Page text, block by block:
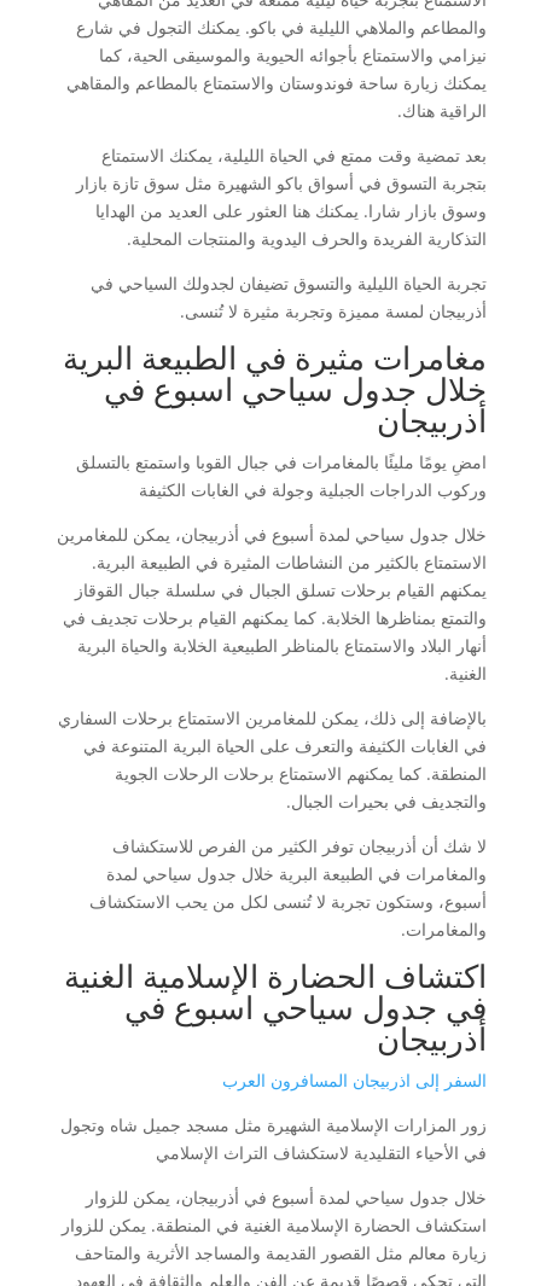
والمطاعم والملاهي الليلية في باكو. يمكنك التجول في شارع
نيزامي والاستمتاع بأجوائه الحيوية والموسيقى الحية، كما
يمكنك زيارة ساحة فوندوستان والاستمتاع بالمطاعم والمقاهي
الراقية هناك.
بعد تمضية وقت ممتع في الحياة الليلية، يمكنك الاستمتاع
بتجربة التسوق في أسواق باكو الشهيرة مثل سوق تازة بازار
وسوق بازار شارا. يمكنك هنا العثور على العديد من الهدايا
التذكارية الفريدة والحرف اليدوية والمنتجات المحلية.
تجربة الحياة الليلية والتسوق تضيفان لجدولك السياحي في
أذربيجان لمسة مميزة وتجربة مثيرة لا تُنسى.
مغامرات مثيرة في الطبيعة البرية
خلال جدول سياحي اسبوع في
أذربيجان
امضِ يومًا مليئًا بالمغامرات في جبال القوبا واستمتع بالتسلق
وركوب الدراجات الجبلية وجولة في الغابات الكثيفة
خلال جدول سياحي لمدة أسبوع في أذربيجان، يمكن للمغامرين
الاستمتاع بالكثير من النشاطات المثيرة في الطبيعة البرية.
يمكنهم القيام برحلات تسلق الجبال في سلسلة جبال القوقاز
والتمتع بمناظرها الخلابة. كما يمكنهم القيام برحلات تجديف في
أنهار البلاد والاستمتاع بالمناظر الطبيعية الخلابة والحياة البرية
الغنية.
بالإضافة إلى ذلك، يمكن للمغامرين الاستمتاع برحلات السفاري
في الغابات الكثيفة والتعرف على الحياة البرية المتنوعة في
المنطقة. كما يمكنهم الاستمتاع برحلات الرحلات الجوية
والتجديف في بحيرات الجبال.
لا شك أن أذربيجان توفر الكثير من الفرص للاستكشاف
والمغامرات في الطبيعة البرية خلال جدول سياحي لمدة
أسبوع، وستكون تجربة لا تُنسى لكل من يحب الاستكشاف
والمغامرات.
اكتشاف الحضارة الإسلامية الغنية
في جدول سياحي اسبوع في
أذربيجان
السفر إلى اذربيجان المسافرون العرب
زور المزارات الإسلامية الشهيرة مثل مسجد جميل شاه وتجول
في الأحياء التقليدية لاستكشاف التراث الإسلامي
خلال جدول سياحي لمدة أسبوع في أذربيجان، يمكن للزوار
استكشاف الحضارة الإسلامية الغنية في المنطقة. يمكن للزوار
زيارة معالم مثل القصور القديمة والمساجد الأثرية والمتاحف
التي تحكي قصصًا قديمة عن الفن والعلم والثقافة في العهود